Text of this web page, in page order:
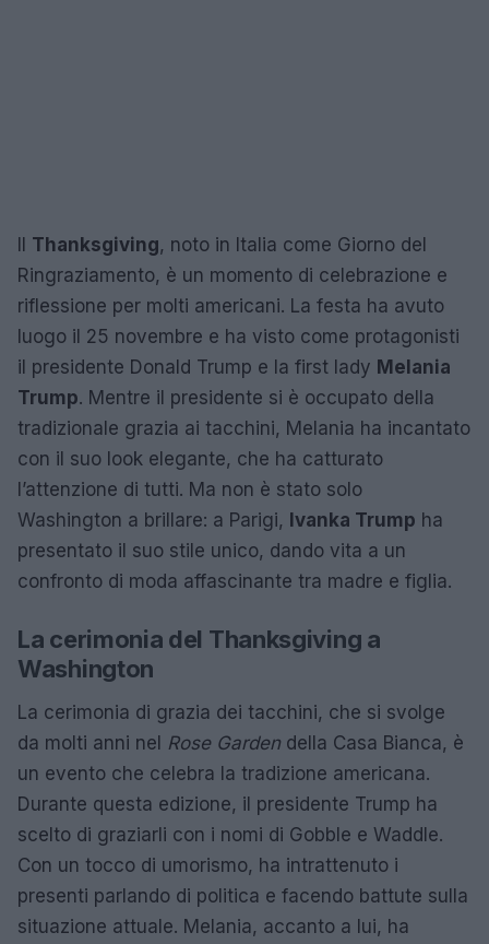
Il Thanksgiving, noto in Italia come Giorno del
Ringraziamento, è un momento di celebrazione e
riflessione per molti americani. La festa ha avuto
luogo il 25 novembre e ha visto come protagonisti
il presidente Donald Trump e la first lady Melania
Trump. Mentre il presidente si è occupato della
tradizionale grazia ai tacchini, Melania ha incantato
con il suo look elegante, che ha catturato
l’attenzione di tutti. Ma non è stato solo
Washington a brillare: a Parigi, Ivanka Trump ha
presentato il suo stile unico, dando vita a un
confronto di moda affascinante tra madre e figlia.
La cerimonia del Thanksgiving a
Washington
La cerimonia di grazia dei tacchini, che si svolge
da molti anni nel Rose Garden della Casa Bianca, è
un evento che celebra la tradizione americana.
Durante questa edizione, il presidente Trump ha
scelto di graziarli con i nomi di Gobble e Waddle.
Con un tocco di umorismo, ha intrattenuto i
presenti parlando di politica e facendo battute sulla
situazione attuale. Melania, accanto a lui, ha